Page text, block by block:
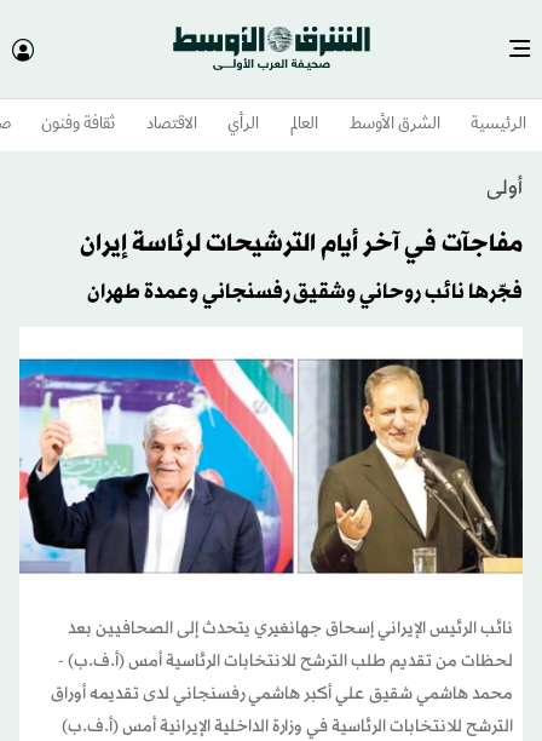
الرئيسية الشرق الأوسط​ العالم الرأي الاقتصاد ثقافة وفنون
أولى
مفاجآت في آخر أيام الترشيحات لرئاسة إيران
فجّرها نائب روحاني وشقيق رفسنجاني وعمدة طهران
نائب الرئيس الإيراني إسحاق جهانغيري يتحدث إلى الصحافيين بعد
لحظات من تقديم طلب الترشح للانتخابات الرئاسية أمس (أ.ف.ب) -
محمد هاشمي شقيق علي أكبر هاشمي رفسنجاني لدى تقديمه أوراق
الترشح للانتخابات الرئاسية في وزارة الداخلية الإيرانية أمس (أ.ف.ب)